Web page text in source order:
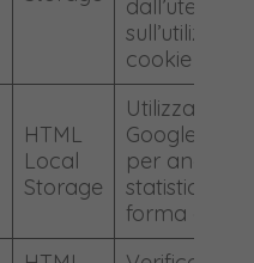
dall’utente
sull’utilizzo
cookie
HTML
Local
Storage
Utilizzato da
Google
per analisi
statistiche in
forma